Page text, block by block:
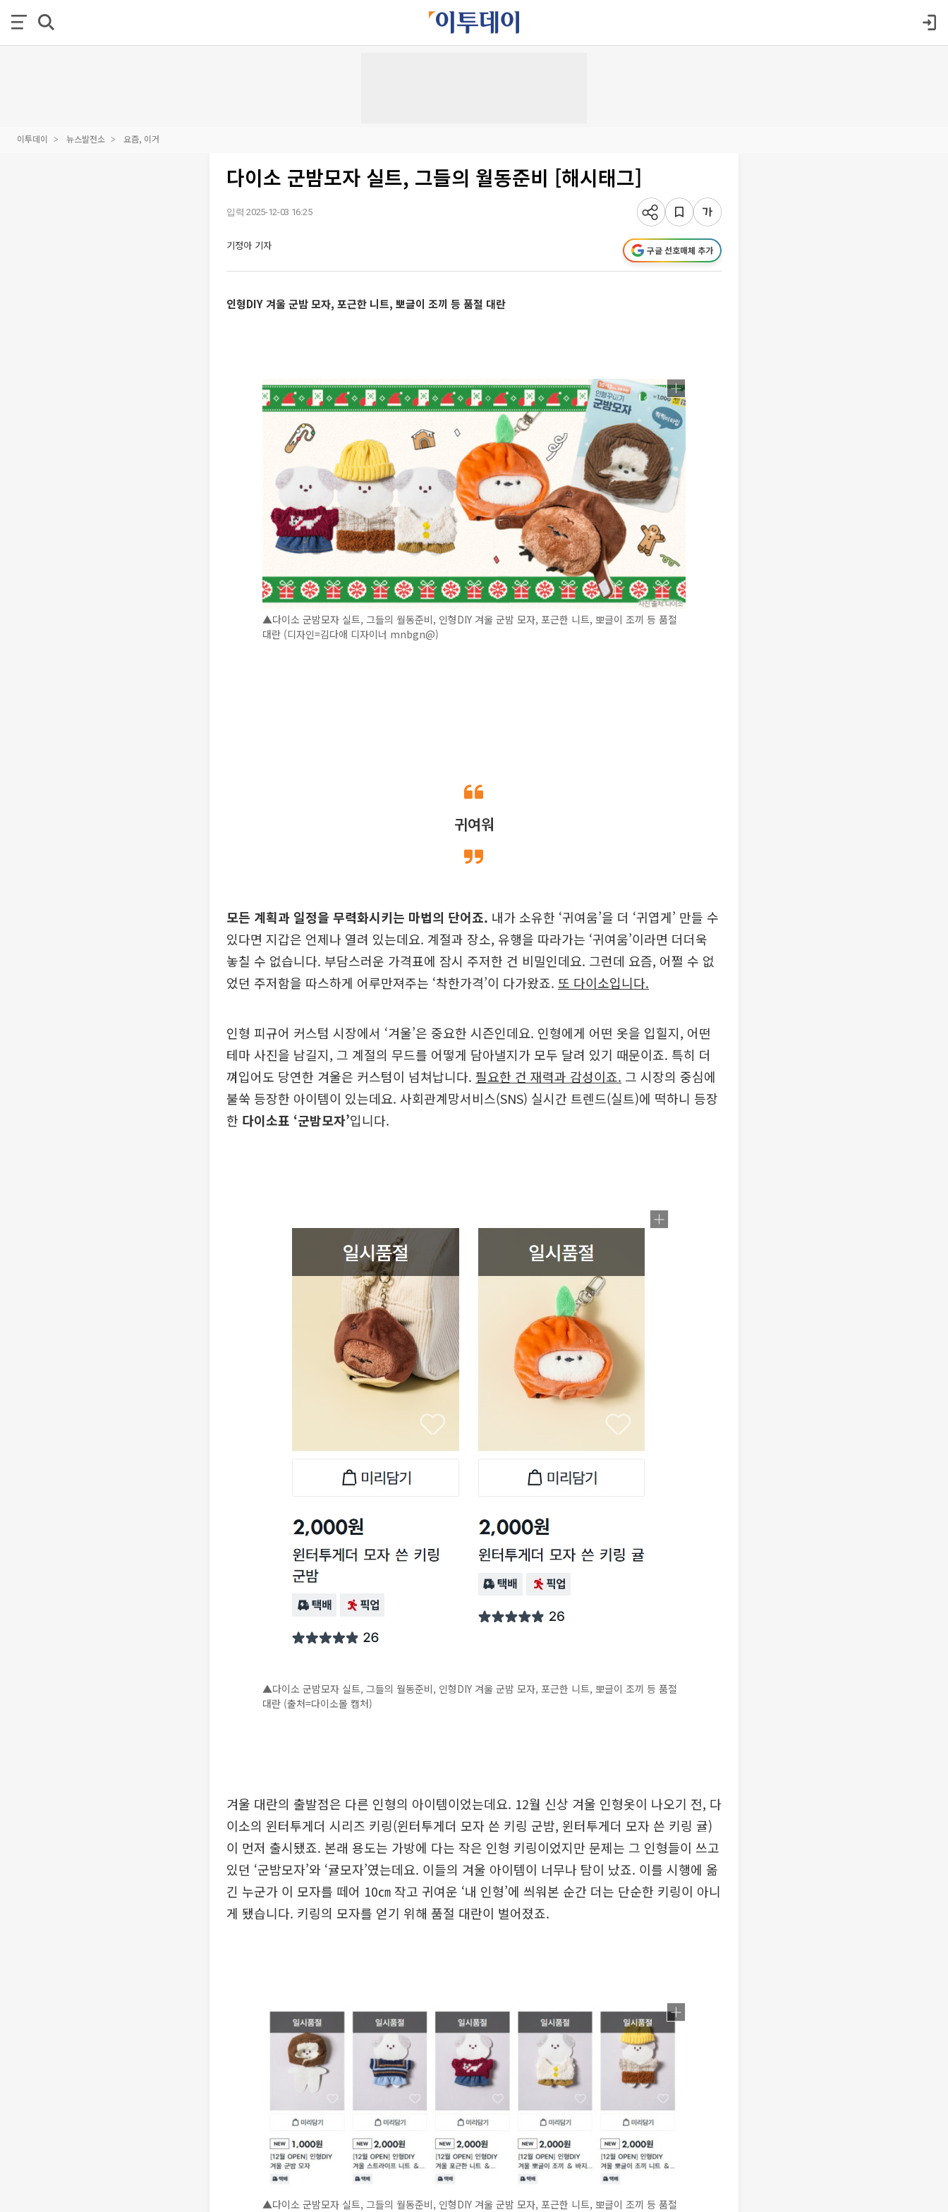
이투데이 뉴스발전소 요즘, 이거
다이소 군밤모자 실트, 그들의 월동준비 [해시태그]
입력 2025-12-03 16:25
기정아 기자 구글 선호매체 추가
인형DIY 겨울 군밤 모자, 포근한 니트, 뽀글이 조끼 등 품절 대란
▲다이소 군밤모자 실트, 그들의 월동준비, 인형DIY 겨울 군밤 모자, 포근한 니트, 뽀글이 조끼 등 품절
대란 (디자인=김다애 디자이너 mnbgn@)
귀여워
모든 계획과 일정을 무력화시키는 마법의 단어죠. 내가 소유한 ‘귀여움’을 더 ‘귀엽게’ 만들 수
있다면 지갑은 언제나 열려 있는데요. 계절과 장소, 유행을 따라가는 ‘귀여움’이라면 더더욱
놓칠 수 없습니다. 부담스러운 가격표에 잠시 주저한 건 비밀인데요. 그런데 요즘, 어쩔 수 없
었던 주저함을 따스하게 어루만져주는 ‘착한가격’이 다가왔죠. 또 다이소입니다.
인형 피규어 커스텀 시장에서 ‘겨울’은 중요한 시즌인데요. 인형에게 어떤 옷을 입힐지, 어떤
테마 사진을 남길지, 그 계절의 무드를 어떻게 담아낼지가 모두 달려 있기 때문이죠. 특히 더
껴입어도 당연한 겨울은 커스텀이 넘쳐납니다. 필요한 건 재력과 감성이죠. 그 시장의 중심에
불쑥 등장한 아이템이 있는데요. 사회관계망서비스(SNS) 실시간 트렌드(실트)에 떡하니 등장
한 다이소표 ‘군밤모자’입니다.
▲다이소 군밤모자 실트, 그들의 월동준비, 인형DIY 겨울 군밤 모자, 포근한 니트, 뽀글이 조끼 등 품절
대란 (출처=다이소몰 캡처)
겨울 대란의 출발점은 다른 인형의 아이템이었는데요. 12월 신상 겨울 인형옷이 나오기 전, 다
이소의 윈터투게더 시리즈 키링(윈터투게더 모자 쓴 키링 군밤, 윈터투게더 모자 쓴 키링 귤)
이 먼저 출시됐죠. 본래 용도는 가방에 다는 작은 인형 키링이었지만 문제는 그 인형들이 쓰고
있던 ‘군밤모자’와 ‘귤모자’였는데요. 이들의 겨울 아이템이 너무나 탐이 났죠. 이를 시행에 옮
긴 누군가 이 모자를 떼어 10㎝ 작고 귀여운 ‘내 인형’에 씌워본 순간 더는 단순한 키링이 아니
게 됐습니다. 키링의 모자를 얻기 위해 품절 대란이 벌어졌죠.
▲다이소 군밤모자 실트, 그들의 월동준비, 인형DIY 겨울 군밤 모자, 포근한 니트, 뽀글이 조끼 등 품절